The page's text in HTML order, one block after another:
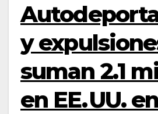
y
suman 2.1
en EE. UU.